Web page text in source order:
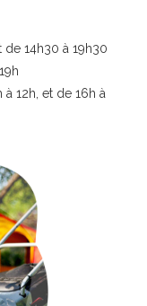
14h30 à 19h30
12h, et de 16h à